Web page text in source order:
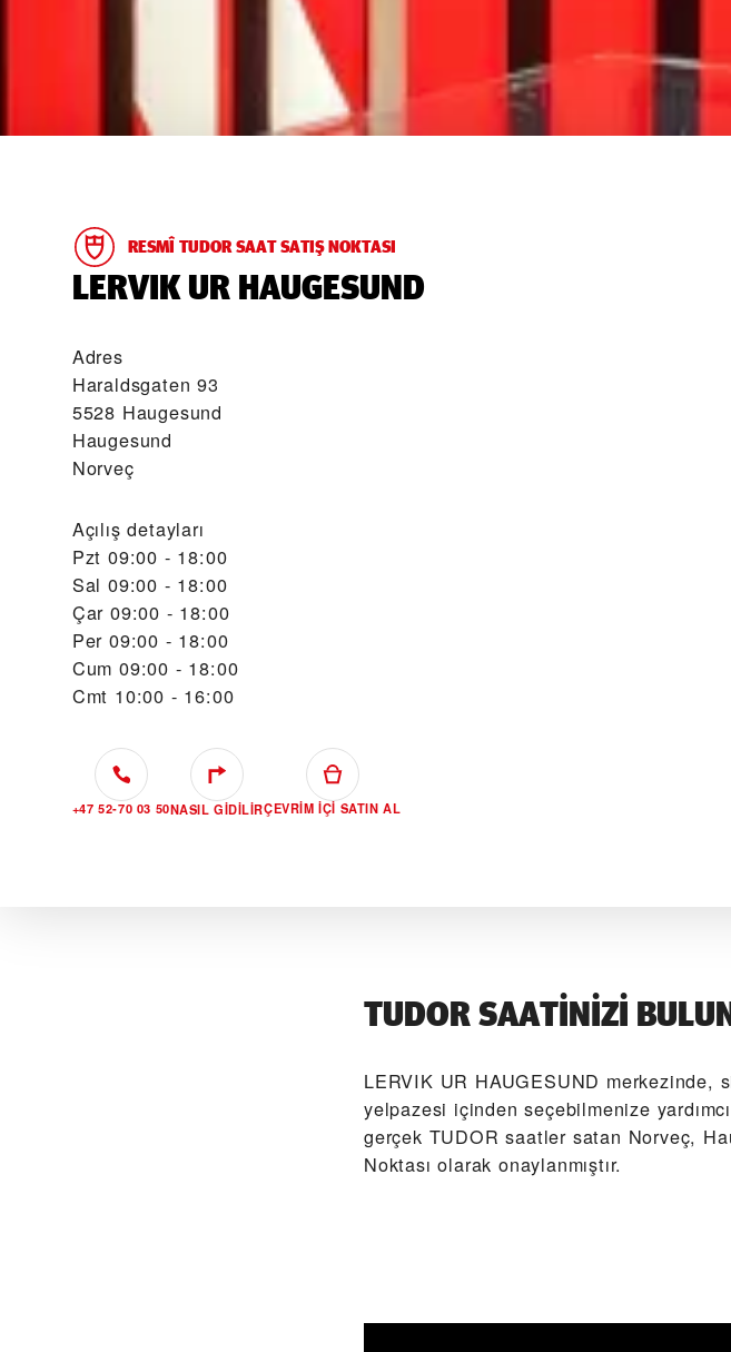
RESMÎ TUDOR SAAT SATIŞ NOKTASI
‭LERVIK UR HAUGESUND‬
Adres
Haraldsgaten 93
5528 Haugesund
Haugesund
Norveç
Açılış detayları
Pzt 09:00 - 18:00
Sal 09:00 - 18:00
Çar 09:00 - 18:00
Per 09:00 - 18:00
Cum 09:00 - 18:00
Cmt 10:00 - 16:00
+47 52-70 03 50NASIL GIDILIRÇEVRIM IÇI SATIN AL
TUDOR SAATINIZI
‭LERVIK UR HAUGESUND‬
yelpazesi içinden seçebilmenize
gerçek TUDOR saatler satan Norveç,
Noktası olarak onaylanmıştır.